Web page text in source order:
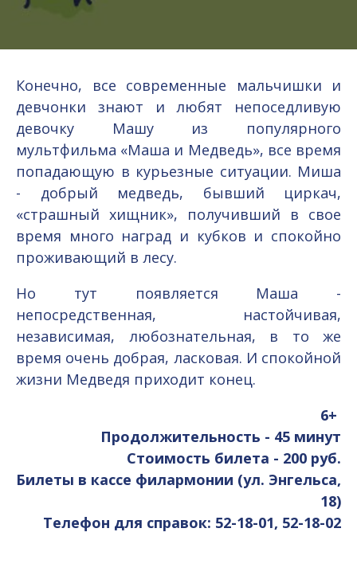
Конечно, все современные мальчишки и
девчонки знают и любят непоседливую
девочку Машу из популярного
мультфильма «Маша и Медведь», все время
попадающую в курьезные ситуации. Миша
- добрый медведь, бывший циркач,
«страшный хищник», получивший в свое
время много наград и кубков и спокойно
проживающий в лесу.
Но тут появляется Маша -
непосредственная, настойчивая,
независимая, любознательная, в то же
время очень добрая, ласковая. И спокойной
жизни Медведя приходит конец.
6+
Продолжительность - 45 минут
Стоимость билета - 200 руб.
Билеты в кассе филармонии (ул. Энгельса,
18)
Телефон для справок: 52-18-01, 52-18-02